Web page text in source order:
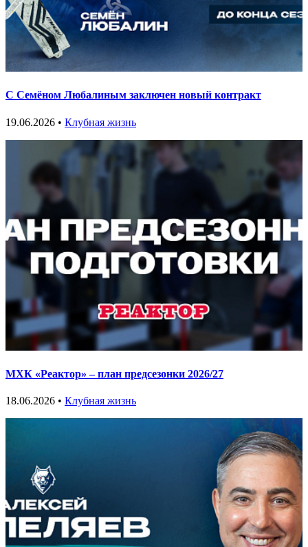
С Семёном Любалиным заключен новый контракт
19.06.2026 • Клубная жизнь
МХК «Реактор» – план предсезонки 2026/27
18.06.2026 • Клубная жизнь